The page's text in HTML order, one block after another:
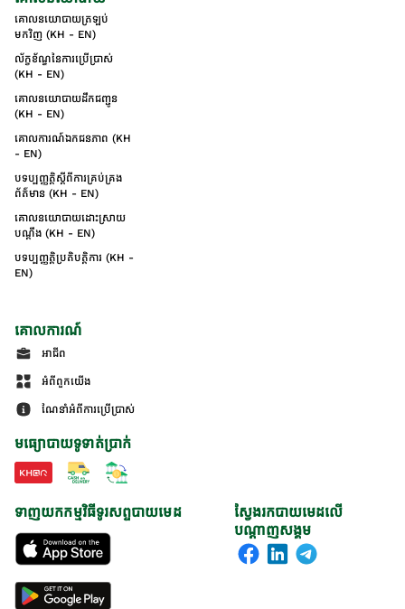
គោលនយោបាយត្រឡប់
មកវិញ (KH - EN)
ល័ក្ខខ័ណ្ឌនៃការប្រើប្រាស់
(KH - EN)
គោលនយោបាយដឹកជញ្ជូន
(KH - EN)
គោលការណ៍ឯកជនភាព (KH
- EN)
បទប្បញ្ញត្តិស្តីពីការគ្រប់គ្រង
ព័ត៌មាន (KH - EN)
គោលនយោបាយដោះស្រាយ
បណ្ដឹង (KH - EN)
បទប្បញ្ញត្តិប្រតិបត្តិការ (KH -
EN)
គោលការណ៍
អាជីព
អំពីពួកយើង
ណែនាំអំពីការប្រើប្រាស់
មធ្យោបាយទូទាត់ប្រាក់
ស្វែងរកបាយមេដលើ
បណ្តាញសង្គម
ទាញយកកម្មវិធីទូរសព្ទបាយមេដ